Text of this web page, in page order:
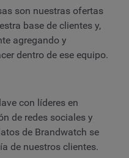
son nuestras ofertas
base de clientes y,
agregando y
dentro de ese equipo.
con líderes en
de redes sociales y
de Brandwatch se
de nuestros clientes.